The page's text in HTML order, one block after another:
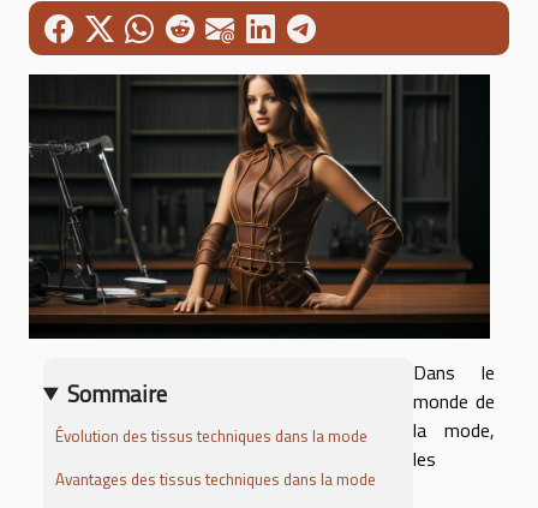
Sommaire
Évolution des tissus techniques dans la mode
Avantages des tissus techniques dans la mode
Dans le
monde de
la mode,
les